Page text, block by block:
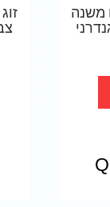
משנה